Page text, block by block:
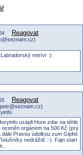
Reagovat
retrívr :)
Reagovat
usápli Hore zdar na téhle
orgánem na 500 Kč (prý
Pravou údolkou zum Gipfel.
nedráždí :-). Fajn start